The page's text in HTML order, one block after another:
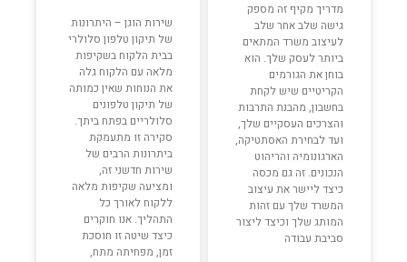
מדריך מקיף זה מספק
גישה שלב אחר שלב
לעיצוב משרד המתאים
ביותר לעסק שלך. הוא
בוחן את הגורמים
הקריטיים שיש לקחת
בחשבון, מהבנת התרבות
והצרכים העסקיים שלך,
ועד לבחירת האסתטיקה,
הארגונומיה והריהוט
הנכונים. זה גם מכסה
כיצד ליישר את עיצוב
המשרד שלך עם זהות
המותג שלך וכיצד ליצור
סביבת עבודה
שירות הוגן – היתרונות
של תיקון טלפון סלולרי
בבית הלקוח בשקיפות
מלאה עם הלקוח גלה
את הנוחות שאין כמותה
של תיקון טלפונים
סלולריים בפתח ביתך.
סקירה זו מתעמקת
ביתרונות הרבים של
שירות חדשני זה,
ומציעה שקיפות מלאה
ללקוח לאורך כל
התהליך. אנו חוקרים
כיצד שיטה זו חוסכת
זמן, מפחיתה מתח,